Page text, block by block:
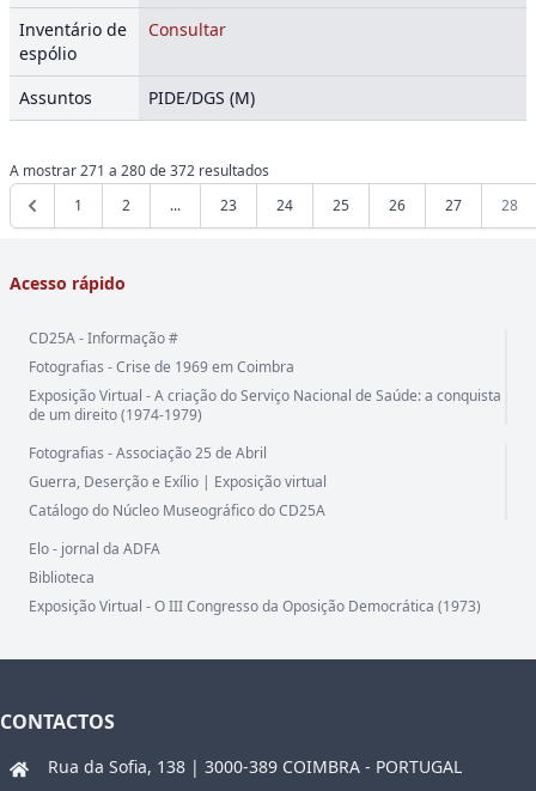
Inventário de
espólio
Consultar
Assuntos PIDE/DGS (M)
A mostrar271 a 280de372 resultados
1
2 ... 23 24 25 26 27 28
Acesso rápido
CD25A - Informação #
Fotografias - Crise de 1969 em Coimbra
Exposição Virtual - A criação do Serviço Nacional de Saúde: a conquista
de um direito (1974-1979)
Fotografias - Associação 25 de Abril
Guerra, Deserção e Exílio | Exposição virtual
Catálogo do Núcleo Museográfico do CD25A
Elo - jornal da ADFA
Biblioteca
Exposição Virtual - O III Congresso da Oposição Democrática (1973)
CONTACTOS
Rua da Sofia, 138 | 3000-389 COIMBRA - PORTUGAL